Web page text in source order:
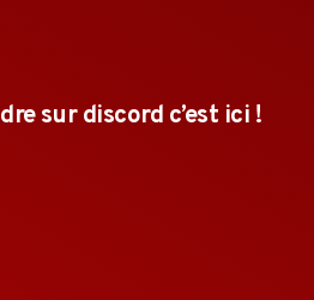
sur discord c’est ici !